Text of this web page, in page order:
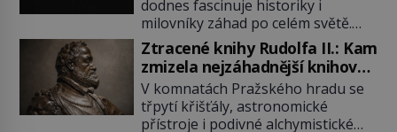
produktům moře propůjčil své
jméno. Co dalšího je pro Sardinii
typické a pro Středoevropana
zajímavé? Na mapách má […]
dodnes fascinuje historiky i
milovníky záhad po celém světě.
Tato románská zlatnická památka
ze 13. století je po českých
korunovačních klenotech druhým
nejcennějším movitým majetkem v
České republice. Přestože byl
Ztracené knihy Rudolfa II.: Kam
zmizela nejzáhadnější knihovna
Evropy?
V komnatách Pražského hradu se
třpytí křišťály, astronomické
přístroje i podivné alchymistické